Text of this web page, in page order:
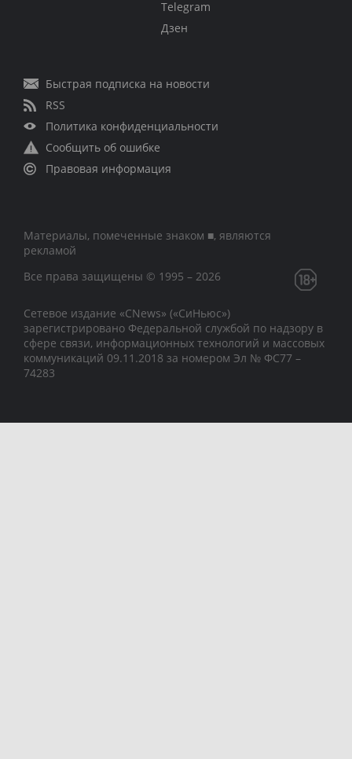
Telegram
Дзен
Быстрая подписка на новости
RSS
Политика конфиденциальности
Сообщить об ошибке
Правовая информация
Материалы, помеченные знаком ■, являются
рекламой
Все права защищены © 1995 – 2026
Сетевое издание «CNews» («СиНьюс»)
зарегистрировано Федеральной службой по надзору в
сфере связи, информационных технологий и массовых
коммуникаций 09.11.2018 за номером Эл № ФС77 –
74283